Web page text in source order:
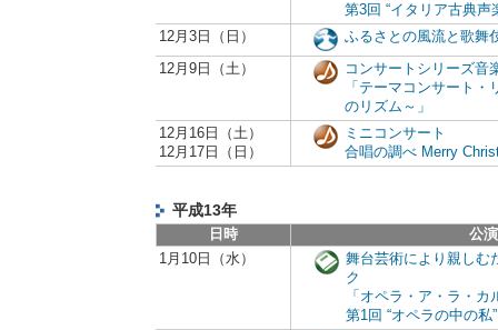
第3回 “イタリア古典声
12月3日（日）
ふるさとの風流と歌舞
12月9日（土）
コンサートシリーズ音
「テーマコンサート
のリズム～」
12月16日（土）
12月17日（日）
ミニコンサート
合唱の調べ Merry
平成13年
日時
公
1月10日（水）
舞台芸術により親しむ
ク
「オペラ・ア・ラ・カ
第1回 “オペラの中の私”